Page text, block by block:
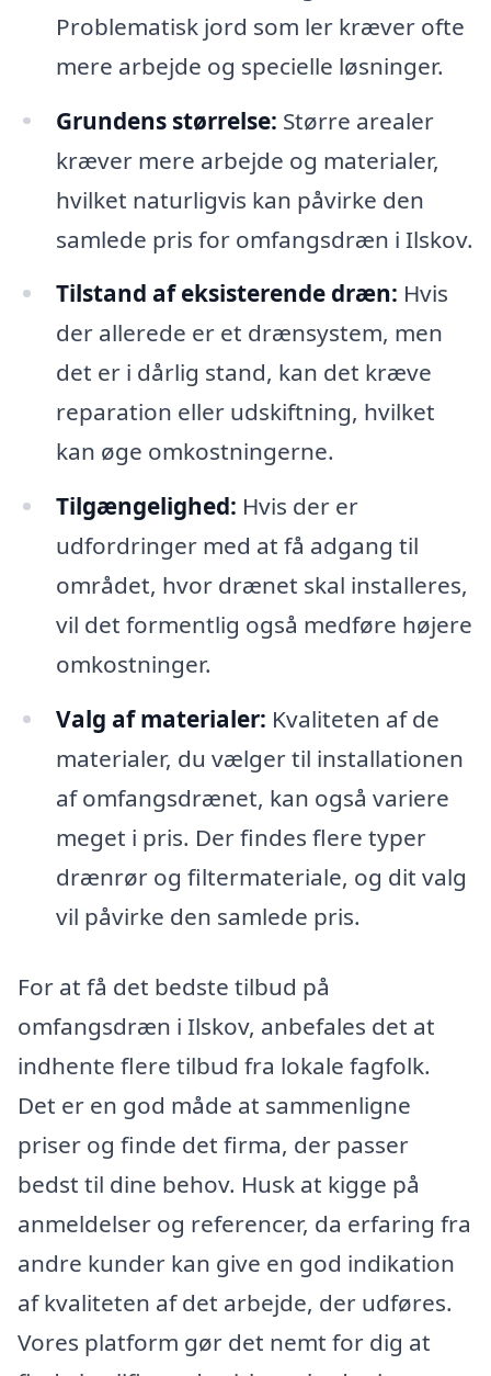
Problematisk jord som ler kræver ofte
mere arbejde og specielle løsninger.
Grundens størrelse: Større arealer
kræver mere arbejde og materialer,
hvilket naturligvis kan påvirke den
samlede pris for omfangsdræn i Ilskov.
Tilstand af eksisterende dræn: Hvis
der allerede er et drænsystem, men
det er i dårlig stand, kan det kræve
reparation eller udskiftning, hvilket
kan øge omkostningerne.
Tilgængelighed: Hvis der er
udfordringer med at få adgang til
området, hvor drænet skal installeres,
vil det formentlig også medføre højere
omkostninger.
Valg af materialer: Kvaliteten af de
materialer, du vælger til installationen
af omfangsdrænet, kan også variere
meget i pris. Der findes flere typer
drænrør og filtermateriale, og dit valg
vil påvirke den samlede pris.
For at få det bedste tilbud på
omfangsdræn i Ilskov, anbefales det at
indhente flere tilbud fra lokale fagfolk.
Det er en god måde at sammenligne
priser og finde det firma, der passer
bedst til dine behov. Husk at kigge på
anmeldelser og referencer, da erfaring fra
andre kunder kan give en god indikation
af kvaliteten af det arbejde, der udføres.
Vores platform gør det nemt for dig at